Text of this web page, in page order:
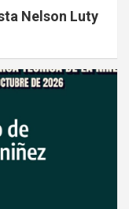
Nelson Luty